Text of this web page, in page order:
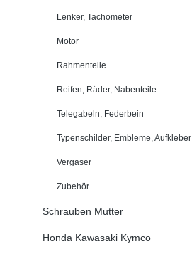
Lenker, Tachometer
Motor
Rahmenteile
Reifen, Räder, Nabenteile
Telegabeln, Federbein
Typenschilder, Embleme, Aufkleber
Vergaser
Zubehör
Schrauben Mutter
Honda Kawasaki Kymco